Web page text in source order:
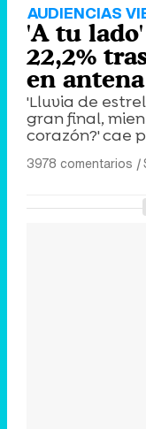
AUDIENCIAS
'A tu
22,2%
en antena
'Lluvia de
gran final,
corazón?' cae
3978 comentarios |